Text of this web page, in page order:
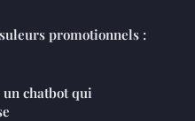
promotionnels :
chatbot qui